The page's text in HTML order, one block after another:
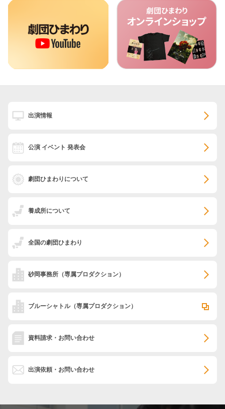
出演情報
公演 イベント 発表会
劇団ひまわりについて
養成所について
全国の劇団ひまわり
砂岡事務所 （専属プロダクション）
ブルーシャトル（専属プロダクション）
資料請求・お問い合わせ
出演依頼・お問い合わせ